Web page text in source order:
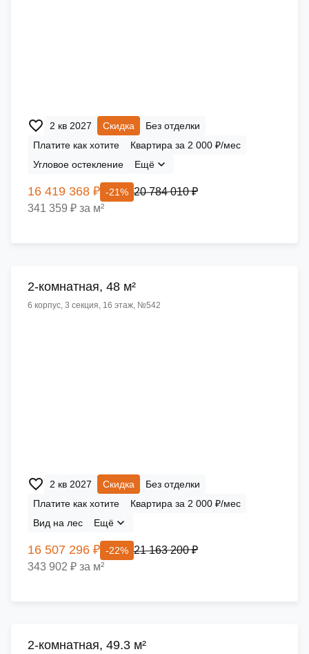
2 кв 2027 Скидка
Без отделки
Платите как хотите
Квартира за 2 000 ₽/мес
Угловое остекление
Ещё
16 419 368 ₽ -21% 20 784 010 ₽
341 359 ₽ за м²
2-комнатная, 48 м²
6 корпус, 3 секция, 16 этаж, №542
2 кв 2027 Скидка
Без отделки
Платите как хотите
Квартира за 2 000 ₽/мес
Вид на лес
Ещё
16 507 296 ₽ -22% 21 163 200 ₽
343 902 ₽ за м²
2-комнатная, 49.3 м²